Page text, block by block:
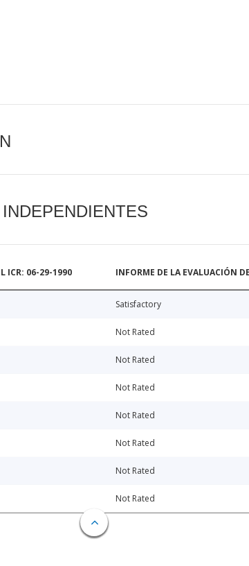
ICR: 06-29-1990 INFORME DE LA EVALUACIÓN
Satisfactory
Not Rated
Not Rated
Not Rated
Not Rated
Not Rated
Not Rated
Not Rated